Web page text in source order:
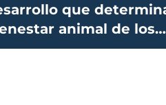
que
animal de los